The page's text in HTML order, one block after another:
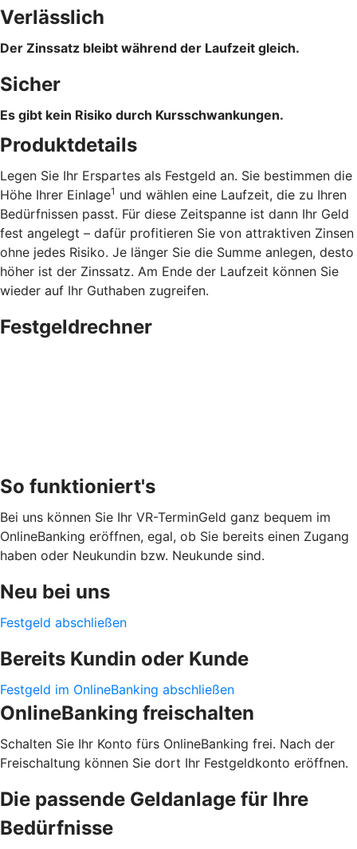
Verlässlich
Der Zinssatz bleibt während der Laufzeit gleich.
Sicher
Es gibt kein Risiko durch Kursschwankungen.
Produktdetails
Legen Sie Ihr Erspartes als Festgeld an. Sie bestimmen die
Höhe Ihrer Einlage1 und wählen eine Laufzeit, die zu Ihren
Bedürfnissen passt. Für diese Zeitspanne ist dann Ihr Geld
fest angelegt – dafür profitieren Sie von attraktiven Zinsen
ohne jedes Risiko. Je länger Sie die Summe anlegen, desto
höher ist der Zinssatz. Am Ende der Laufzeit können Sie
wieder auf Ihr Guthaben zugreifen.
Festgeldrechner
So funktioniert's
Bei uns können Sie Ihr VR-TerminGeld ganz bequem im
OnlineBanking eröffnen, egal, ob Sie bereits einen Zugang
haben oder Neukundin bzw. Neukunde sind.
Neu bei uns
Festgeld abschließen
Bereits Kundin oder Kunde
Festgeld im OnlineBanking abschließen
OnlineBanking freischalten
Schalten Sie Ihr Konto fürs OnlineBanking frei. Nach der
Freischaltung können Sie dort Ihr Festgeldkonto eröffnen.
Die passende Geldanlage für Ihre
Bedürfnisse